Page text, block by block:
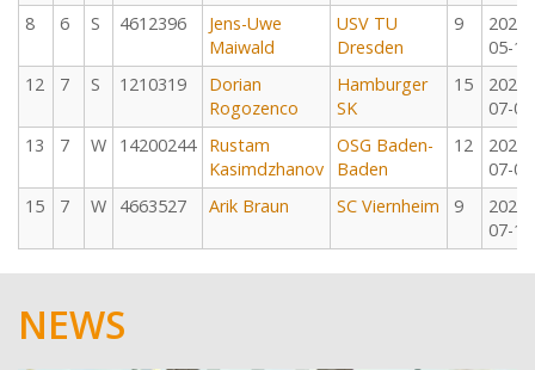
8
6 S 4612396
Jens-Uwe
Maiwald
USV TU
Dresden
9
2022-
05-15
12
7 S 1210319
Dorian
Rogozenco
Hamburger
SK
15
2022-
07-08
13
7 W 14200244
Rustam
Kasimdzhanov
OSG Baden-
Baden
12
2022-
07-09
15
7 W 4663527 Arik Braun SC Viernheim 9
2022-
07-10
NEWS